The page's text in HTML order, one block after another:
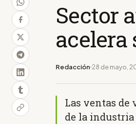
Sector
acelera
Redacción 28 de mayo,
Las ventas
de la